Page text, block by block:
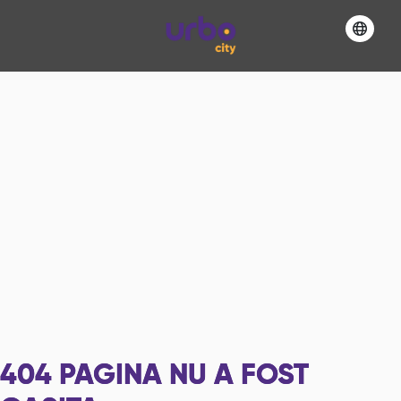
404 PAGINA NU A FOST